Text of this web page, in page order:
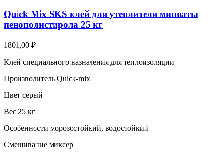
Quick Mix SKS клей для утеплителя минваты
пенополистирола 25 кг
1801,00 ₽
Клей специального назначения для теплоизоляции
Производитель Quick-mix
Цвет серый
Вес 25 кг
Особенности морозостойкий, водостойкий
Смешивание миксер